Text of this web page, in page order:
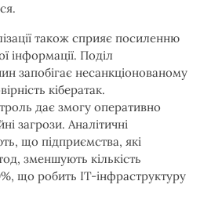
також сприяє посиленню
інформації. Поділ
запобігає несанкціонованому
кібератак.
дає змогу оперативно
загрози. Аналітичні
що підприємства, які
зменшують кількість
що робить IT-інфраструктуру